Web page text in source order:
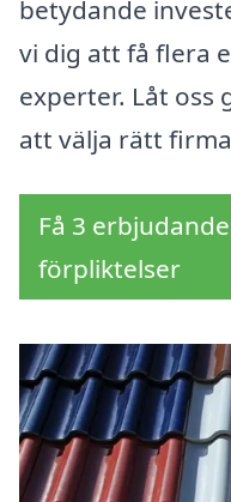
betydande
vi dig att få flera
experter. Låt oss
att välja rätt
Få 3
förpliktelser